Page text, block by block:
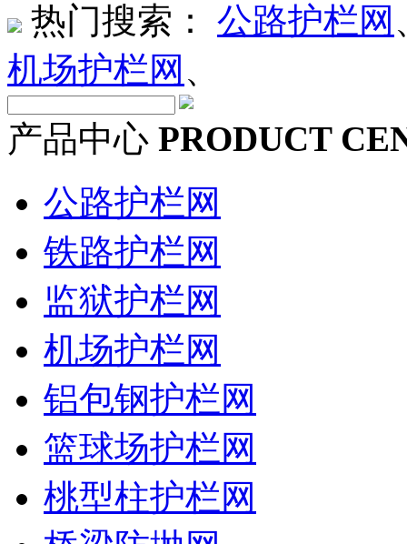
热门搜索： 公路护栏网
机场护栏网 、
产品中心 PRODUCT
公路护栏网
铁路护栏网
监狱护栏网
机场护栏网
铝包钢护栏网
篮球场护栏网
桃型柱护栏网